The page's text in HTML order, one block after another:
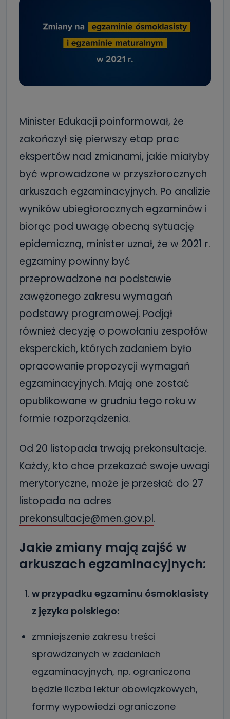
Minister Edukacji poinformował, że
zakończył się pierwszy etap prac
ekspertów nad zmianami, jakie miałyby
być wprowadzone w przyszłorocznych
arkuszach egzaminacyjnych. Po analizie
wyników ubiegłorocznych egzaminów i
biorąc pod uwagę obecną sytuację
epidemiczną, minister uznał, że w 2021 r.
egzaminy powinny być
przeprowadzone na podstawie
zawężonego zakresu wymagań
podstawy programowej. Podjął
również decyzję o powołaniu zespołów
eksperckich, których zadaniem było
opracowanie propozycji wymagań
egzaminacyjnych. Mają one zostać
opublikowane w grudniu tego roku w
formie rozporządzenia.
Od 20 listopada trwają prekonsultacje.
Każdy, kto chce przekazać swoje uwagi
merytoryczne, może je przesłać do 27
listopada na adres
prekonsultacje@men.gov.pl.
Jakie zmiany mają zajść w
arkuszach egzaminacyjnych:
w przypadku egzaminu ósmoklasisty
z języka polskiego:
zmniejszenie zakresu treści
sprawdzanych w zadaniach
egzaminacyjnych, np. ograniczona
będzie liczba lektur obowiązkowych,
formy wypowiedzi ograniczone